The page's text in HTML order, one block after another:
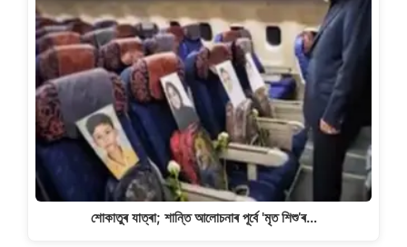
শোকাতুৰ যাত্ৰা; শান্তি আলোচনাৰ পূৰ্বে 'মৃত শিশু’ৰ…